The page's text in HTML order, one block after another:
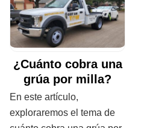
¿Cuánto cobra una
grúa por milla?
En este artículo,
exploraremos el tema de